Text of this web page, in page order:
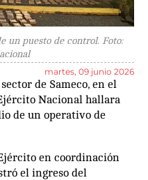
un puesto de control. Foto:
martes, 09 junio 2026
de Sameco, en el
Nacional hallara
de un operativo de
en coordinación
el ingreso del